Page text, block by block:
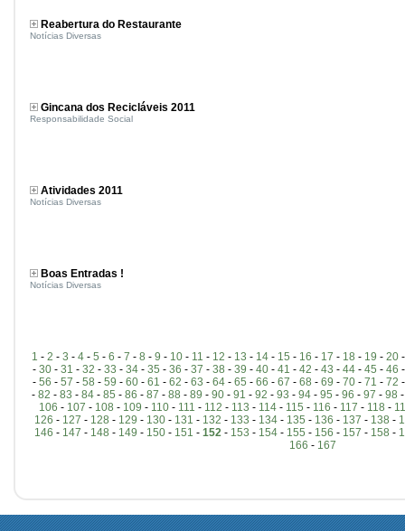
Reabertura do Restaurante
Notícias Diversas
Gincana dos Recicláveis 2011
Responsabilidade Social
Atividades 2011
Notícias Diversas
Boas Entradas !
Notícias Diversas
1 - 2 - 3 - 4 - 5 - 6 - 7 - 8 - 9 - 10 - 11 - 12 - 13 - 14 - 15 - 16 - 17 - 18 - 19 - 20
- 30- 31 - 32 - 33 - 34- 35 - 36 - 37 - 38 - 39 - 40- 41 - 42 - 43 - 44- 45 - 46
- 56 - 57 - 58 - 59 - 60- 61 - 62 - 63 - 64- 65 - 66 - 67 - 68 - 69 - 70- 71 - 72
- 82 - 83 - 84 - 85 - 86 - 87 - 88 - 89 - 90 - 91 - 92 - 93 - 94 - 95 - 96 - 97 - 98
106 - 107 - 108 - 109 - 110 - 111 - 112 - 113 - 114 - 115 - 116 - 117 - 118 -
126 - 127 - 128 - 129 - 130- 131 - 132 - 133 - 134- 135 - 136 - 137 - 138 -
146 - 147 - 148 - 149 - 150- 151 - 152- 153 - 154- 155 - 156 - 157 - 158 -
166 - 167